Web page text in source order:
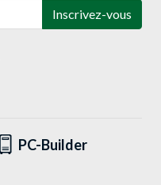
Inscrivez-vous
PC-Builder